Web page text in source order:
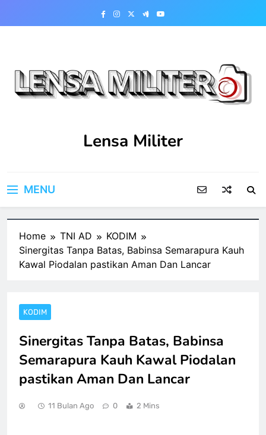
Lensa Militer
MENU
Home TNI AD
KODIM
Sinergitas Tanpa Batas, Babinsa Semarapura Kauh
Kawal Piodalan pastikan Aman Dan Lancar
KODIM
Sinergitas Tanpa Batas, Babinsa
Semarapura Kauh Kawal Piodalan
pastikan Aman Dan Lancar
11 Bulan Ago 0 2 Mins